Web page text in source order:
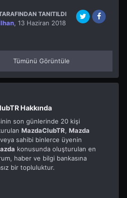
TANITILDI
, 13 Haziran 2018
Tümünü Görüntüle
Hakkında
son günlerinde 20 kişi
MazdaClubTR, Mazda
sahibi binlerce üyenin
konusunda oluşturulan en
haber ve bilgi bankasına
bir topluluktur.